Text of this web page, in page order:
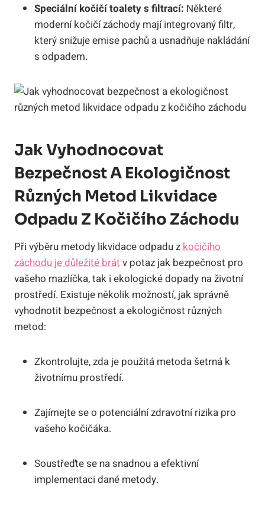
Speciální kočičí toalety s filtrací: Některé
moderní kočičí záchody mají integrovaný filtr,
který snižuje emise pachů a usnadňuje nakládání
s odpadem.
Jak Vyhodnocovat
Bezpečnost A Ekologičnost
Různých Metod Likvidace
Odpadu Z Kočičího Záchodu
Při výběru metody likvidace odpadu z kočičího
záchodu je důležité brát v potaz jak bezpečnost pro
vašeho mazlíčka, tak i ekologické dopady na životní
prostředí. Existuje několik možností, jak správně
vyhodnotit bezpečnost a ekologičnost různých
metod:
Zkontrolujte, zda je použitá metoda šetrná k
životnímu prostředí.
Zajímejte se o potenciální zdravotní rizika pro
vašeho kočičáka.
Soustřeďte se na snadnou a efektivní
implementaci dané metody.